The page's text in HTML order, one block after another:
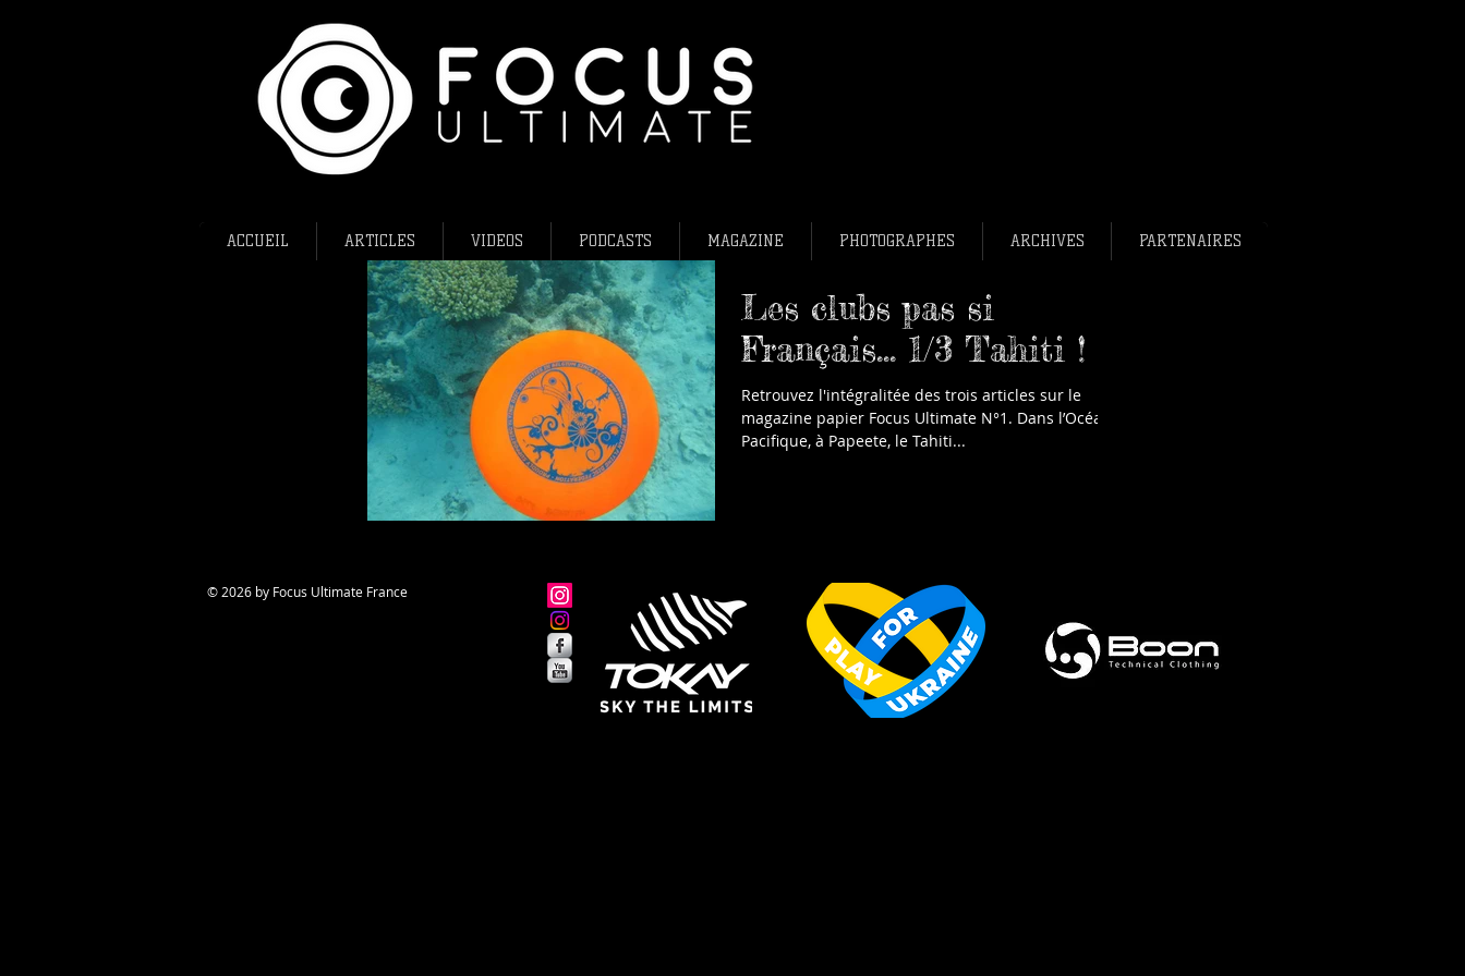
ACCUEIL ARTICLES VIDEOS PODCASTS MAGAZINE PHOTOGRAPHES ARCHIVES PARTENAIRES
Les clubs pas si
Français... 1/3 Tahiti !
Retrouvez l'intégralitée des trois articles sur le
magazine papier Focus Ultimate N°1. Dans l’Océan
Pacifique, à Papeete, le Tahiti...
© 2026 by Focus Ultimate France